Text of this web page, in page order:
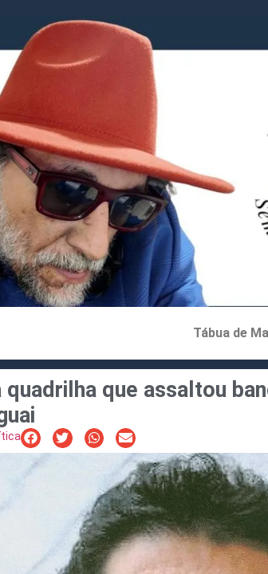
Tábua de
que assaltou